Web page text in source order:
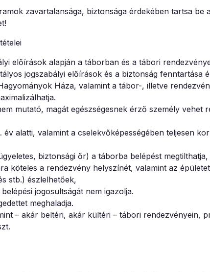
zavartalansága, biztonsága érdekében tartsa be
előírások alapján a táborban és a tábori
jogszabályi előírások és a biztonság fenntartása
Háza, valamint a tábor-, illetve
mutató, magát egészségesnek érző személy vehet
alatti, valamint a cselekvőképességében teljesen
biztonsági őr) a táborba belépést megtilthatja,
köteles a rendezvény helyszínét, valamint az
stb.) észlelhetőek,
jogosultságát nem igazolja.
meghaladja.
– akár beltéri, akár kültéri – tábori rendezvényein,